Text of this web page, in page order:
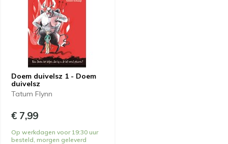
Doem duivelsz 1 - Doem
duivelsz
Tatum Flynn
€ 7,99
Op werkdagen voor 19:30 uur
besteld, morgen geleverd